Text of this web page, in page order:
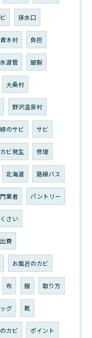
排水口
青木村 負担
水道管 破裂
大桑村
野沢温泉村
のサビ サビ
カビ発生 修理
北海道 路線バス
業者 パントリー
さい
出費
お風呂のカビ
布 服 取り方
グ 靴
カビ ポイント